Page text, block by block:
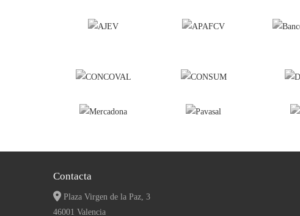
Contacta
Plaza Virgen de la Paz, 3
46001 Valencia